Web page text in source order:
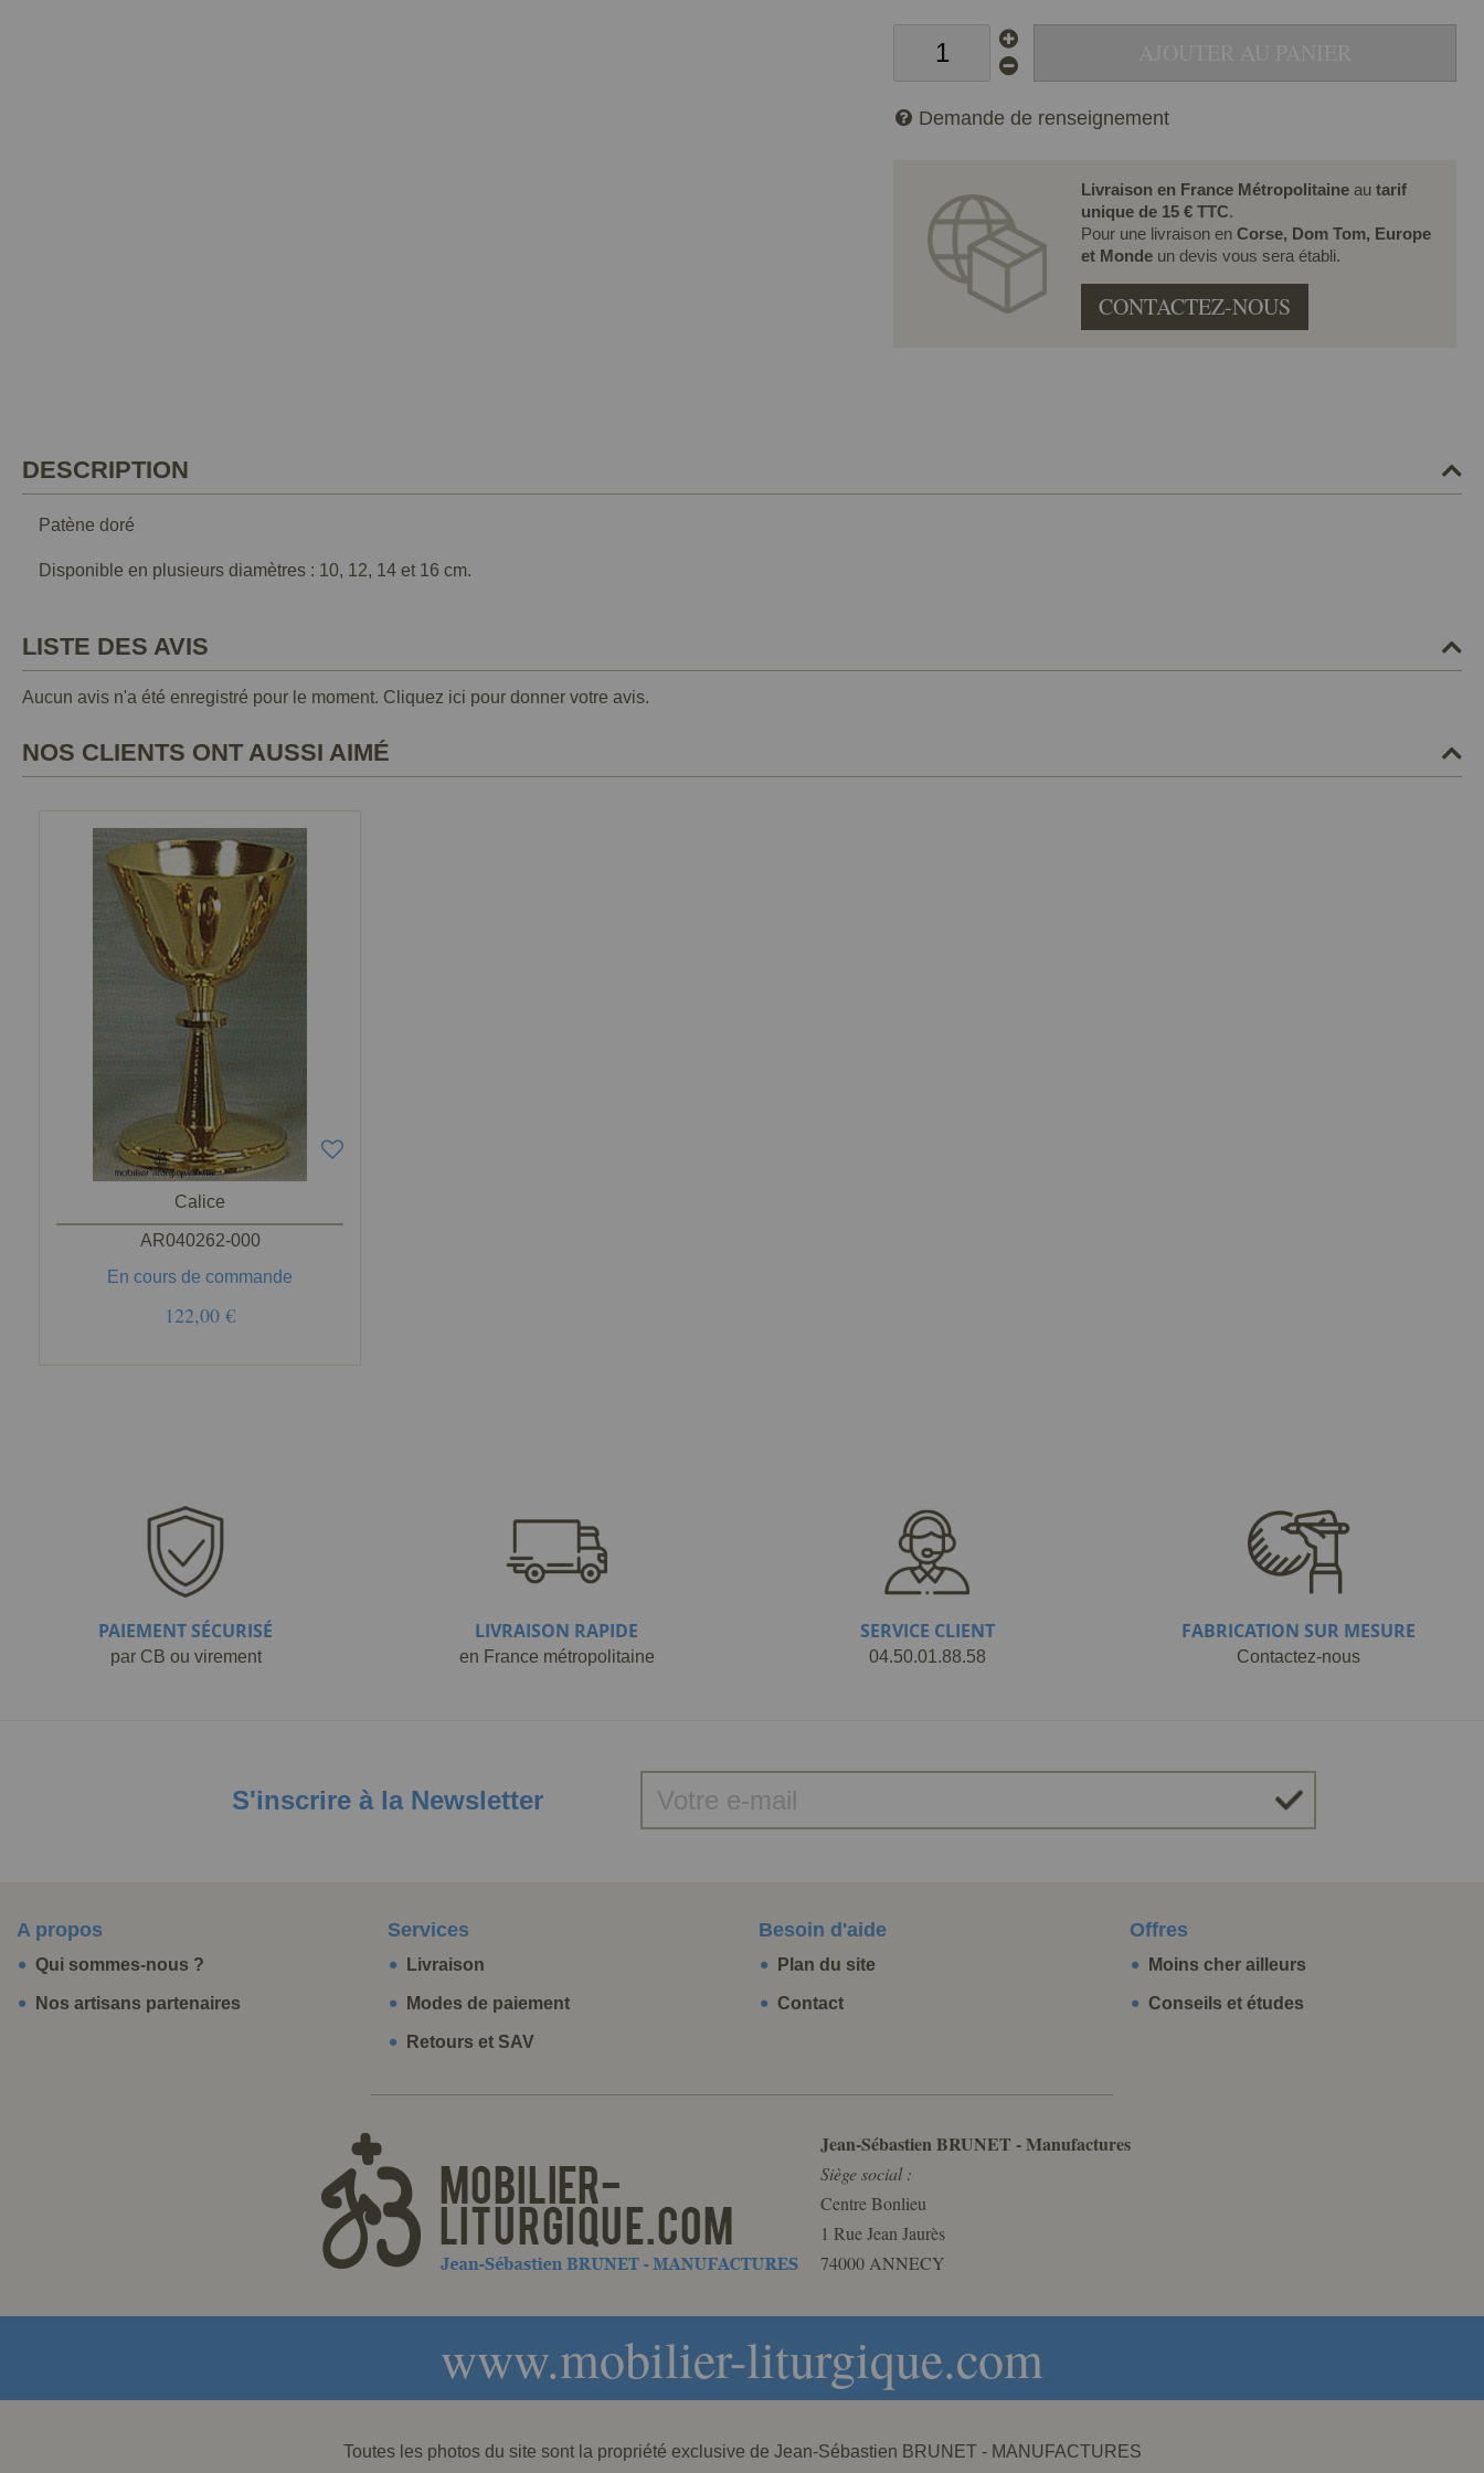
Demande de renseignement
Livraison en France Métropolitaineau tarif
unique de 15 € TTC.
Pour une livraison en Corse, Dom Tom, Europe
et Monde un devis vous sera établi.
CONTACTEZ-NOUS
DESCRIPTION
Patène doré
Disponible en plusieurs diamètres : 10, 12, 14 et 16 cm.
LISTE DES AVIS
Aucun avis n'a été enregistré pour le moment. Cliquez ici pour donner votre avis.
NOS CLIENTS ONT AUSSI AIMÉ
Calice
AR040262-000
En cours de commande
122,00 €
PAIEMENT SÉCURISÉ
par CB ou virement
LIVRAISON RAPIDE
en France métropolitaine
SERVICE CLIENT
04.50.01.88.58
FABRICATION SUR MESURE
Contactez-nous
S'inscrire à la Newsletter
A propos
Qui sommes-nous ?
Nos artisans partenaires
Services
Livraison
Modes de paiement
Retours et SAV
Besoin d'aide
Plan du site
Contact
Offres
Moins cher ailleurs
Conseils et études
Jean-Sébastien BRUNET - Manufactures
Siège social :
Centre Bonlieu
1 Rue Jean Jaurès
74000 ANNECY
www.mobilier-liturgique.com
Toutes les photos du site sont la propriété exclusive de Jean-Sébastien BRUNET - MANUFACTURES